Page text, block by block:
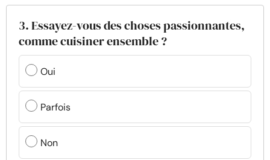
3. Essayez-vous des choses passionnantes,
comme cuisiner ensemble ?
Oui
Parfois
Non